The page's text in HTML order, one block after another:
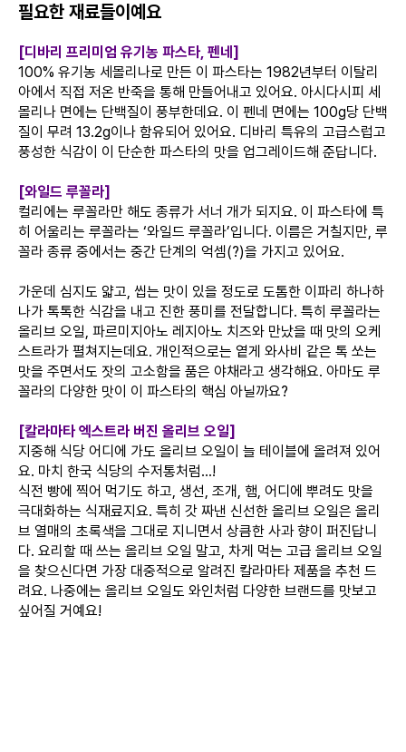
필요한 재료들이예요
[디바리 프리미엄 유기농 파스타, 펜네]
100% 유기농 세몰리나로 만든 이 파스타는 1982년부터 이탈리
아에서 직접 저온 반죽을 통해 만들어내고 있어요. 아시다시피 세
몰리나 면에는 단백질이 풍부한데요. 이 펜네 면에는 100g당 단백
질이 무려 13.2g이나 함유되어 있어요. 디바리 특유의 고급스럽고
풍성한 식감이 이 단순한 파스타의 맛을 업그레이드해 준답니다.
[와일드 루꼴라]
컬리에는 루꼴라만 해도 종류가 서너 개가 되지요. 이 파스타에 특
히 어울리는 루꼴라는 ‘와일드 루꼴라’입니다. 이름은 거칠지만, 루
꼴라 종류 중에서는 중간 단계의 억셈(?)을 가지고 있어요.
가운데 심지도 얇고, 씹는 맛이 있을 정도로 도톰한 이파리 하나하
나가 톡톡한 식감을 내고 진한 풍미를 전달합니다. 특히 루꼴라는
올리브 오일, 파르미지아노 레지아노 치즈와 만났을 때 맛의 오케
스트라가 펼쳐지는데요. 개인적으로는 옅게 와사비 같은 톡 쏘는
맛을 주면서도 잣의 고소함을 품은 야채라고 생각해요. 아마도 루
꼴라의 다양한 맛이 이 파스타의 핵심 아닐까요?
[칼라마타 엑스트라 버진 올리브 오일]
지중해 식당 어디에 가도 올리브 오일이 늘 테이블에 올려져 있어
요. 마치 한국 식당의 수저통처럼…!
식전 빵에 찍어 먹기도 하고, 생선, 조개, 햄, 어디에 뿌려도 맛을
극대화하는 식재료지요. 특히 갓 짜낸 신선한 올리브 오일은 올리
브 열매의 초록색을 그대로 지니면서 상큼한 사과 향이 퍼진답니
다. 요리할 때 쓰는 올리브 오일 말고, 차게 먹는 고급 올리브 오일
을 찾으신다면 가장 대중적으로 알려진 칼라마타 제품을 추천 드
려요. 나중에는 올리브 오일도 와인처럼 다양한 브랜드를 맛보고
싶어질 거예요!